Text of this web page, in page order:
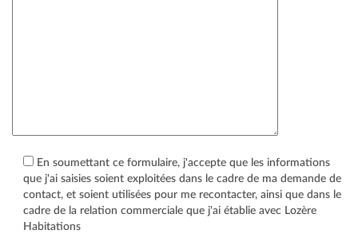
En soumettant ce formulaire, j'accepte que les informations
que j'ai saisies soient exploitées dans le cadre de ma demande de
contact, et soient utilisées pour me recontacter, ainsi que dans le
cadre de la relation commerciale que j'ai établie avec Lozère
Habitations